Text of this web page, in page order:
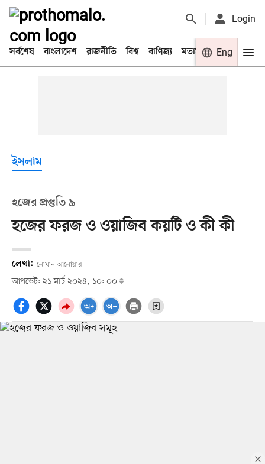
Login
সর্বশেষ বাংলাদেশ রাজনীতি বিশ্ব বাণিজ্য মতামত খেলা
Eng
ইসলাম
হজের প্রস্তুতি ৯
হজের ফরজ ও ওয়াজিব কয়টি ও কী কী
লেখা: নোমান আনোয়ার
আপডেট: ২১ মার্চ ২০২৪, ১০: ০০